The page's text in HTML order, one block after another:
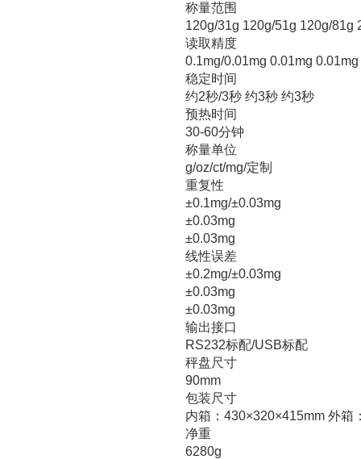
称量范围
120g/31g 120g/51g 120g/81g
读取精度
0.1mg/0.01mg 0.01mg 0.01mg
稳定时间
约2秒/3秒 约3秒 约3秒
预热时间
30-60分钟
称量单位
g/oz/ct/mg/定制
重复性
±0.1mg/±0.03mg
±0.03mg
±0.03mg
线性误差
±0.2mg/±0.03mg
±0.03mg
±0.03mg
输出接口
RS232标配/USB标配
秤盘尺寸
90mm
包装尺寸
内箱：430×320×415mm 外箱
净重
6280g